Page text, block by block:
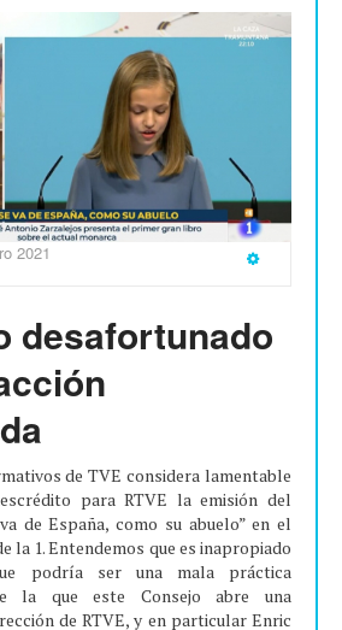
2021
desafortunado
de TVE considera lamentable
para RTVE la emisión del
de España, como su abuelo” en el
la 1. Entendemos que es inapropiado
podría ser una mala práctica
la que este Consejo abre una
de RTVE, y en particular Enric